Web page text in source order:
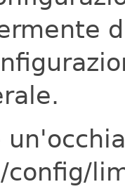
config/